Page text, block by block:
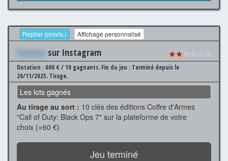
Replier (provis.) Affichage personnalisé
Xxxxxxx sur Instagram ★★☆☆☆☆
Dotation : 600 € / 10 gagnants. Fin du jeu : Terminé depuis le
26/11/2025. Tirage.
Les lots gagnés
Au tirage au sort : 10 clés des éditions Coffre d'Armes
"Call of Duty: Black Ops 7" sur la plateforme de votre
choix (≈60 €)
Jeu terminé